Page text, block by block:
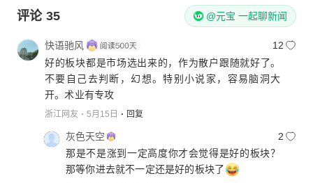
评论 35 @元宝 一起聊新闻
快语驰风
12
好的板块都是市场选出来的，作为散户跟随就好了。
不要自己去判断，幻想。特别小说家，容易脑洞大
开。术业有专攻
浙江网友 5月15日 回复
灰色天空
2
那是不是涨到一定高度你才会觉得是好的板块？
那等你进去就不一定还是好的板块了